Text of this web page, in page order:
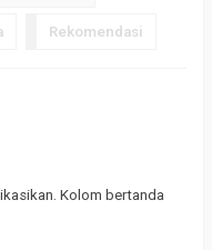
Rekomendasi
Kolom bertanda